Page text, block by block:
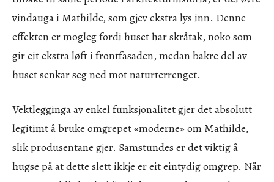
vindauga i Mathilde, som gjev ekstra lys inn. Denne
effekten er mogleg fordi huset har skråtak, noko som
gir eit ekstra løft i frontfasaden, medan bakre del av
huset senkar seg ned mot naturterrenget.
Vektlegginga av enkel funksjonalitet gjer det absolutt
legitimt å bruke omgrepet «moderne» om Mathilde,
slik produsentane gjer. Samstundes er det viktig å
hugse på at dette slett ikkje er eit eintydig omgrep. Når